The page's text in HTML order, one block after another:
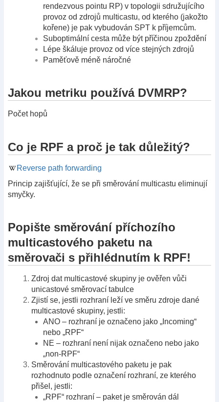
rendezvous pointu RP) v topologii sdružujícího
provoz od zdrojů multicastu, od kterého (jakožto
kořene) je pak vybudován SPT k příjemcům.
Suboptimální cesta může být příčinou zpoždění
Lépe škáluje provoz od více stejných zdrojů
Paměťově méně náročné
Jakou metriku používá DVMRP?
Počet hopů
Co je RPF a proč je tak důležitý?
Reverse path forwarding
Princip zajišťující, že se při směrování multicastu eliminují
smyčky.
Popište směrování příchozího
multicastového paketu na
směrovači s přihlédnutím k RPF!
Zdroj dat multicastové skupiny je ověřen vůči
unicastové směrovací tabulce
Zjistí se, jestli rozhraní leží ve směru zdroje dané
multicastové skupiny, jestli:
ANO – rozhraní je označeno jako „Incoming“
nebo „RPF“
NE – rozhraní není nijak označeno nebo jako
„non-RPF“
Směrování multicastového paketu je pak
rozhodnuto podle označení rozhraní, ze kterého
přišel, jestli:
„RPF“ rozhraní – paket je směrován dál